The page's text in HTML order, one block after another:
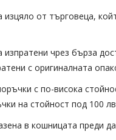
от търговеца,
изпратени чрез бърза
с оригиналната
с по-висока
на стойност под 100
в кошницата преди